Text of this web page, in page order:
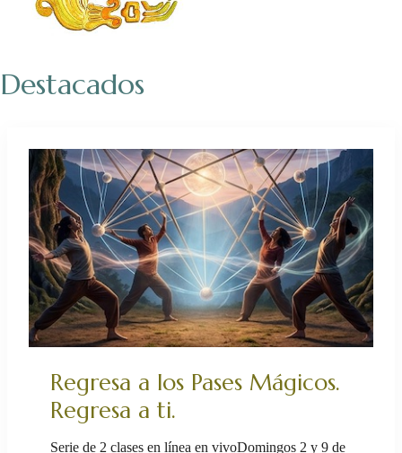
Destacados
Regresa a los Pases Mágicos.
Regresa a ti.
Serie de 2 clases en línea en vivoDomingos 2 y 9 de